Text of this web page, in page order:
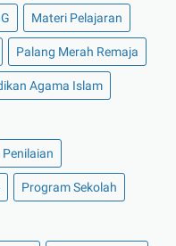
Materi Pelajaran
Palang Merah Remaja
Agama Islam
Penilaian
Program Sekolah